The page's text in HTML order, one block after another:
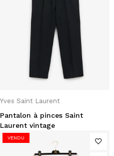
Yves Saint Laurent
Pantalon à pinces Saint
Laurent vintage
VENDU